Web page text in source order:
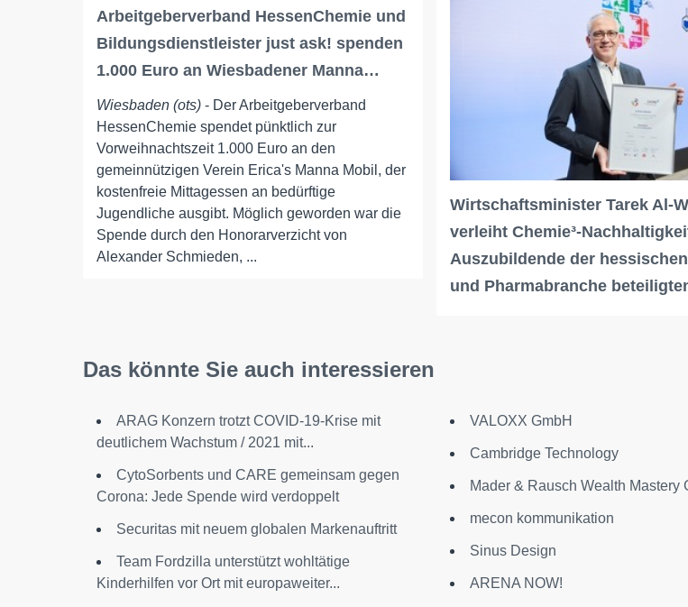
Arbeitgeberverband HessenChemie und
Bildungsdienstleister just ask! spenden
1.000 Euro an Wiesbadener Manna…
Wiesbaden (ots) - Der Arbeitgeberverband
HessenChemie spendet pünktlich zur
Vorweihnachtszeit 1.000 Euro an den
gemeinnützigen Verein Erica's Manna Mobil, der
kostenfreie Mittagessen an bedürftige
Jugendliche ausgibt. Möglich geworden war die
Spende durch den Honorarverzicht von
Alexander Schmieden, ...
Wirtschaftsminister Tarek Al-
verleiht Chemie³-
Auszubildende der
und Pharmabranche
Das könnte Sie auch interessieren
ARAG Konzern trotzt COVID-19-Krise mit
deutlichem Wachstum / 2021 mit...
CytoSorbents und CARE gemeinsam gegen
Corona: Jede Spende wird verdoppelt
Securitas mit neuem globalen Markenauftritt
Team Fordzilla unterstützt wohltätige
Kinderhilfen vor Ort mit europaweiter...
VALOXX GmbH
Cambridge Technology
Mader & Rausch Wealth Mastery
mecon kommunikation
Sinus Design
ARENA NOW!